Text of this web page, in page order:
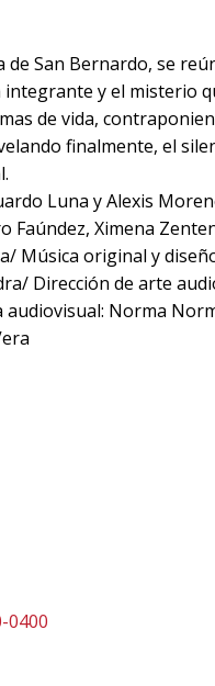
San Bernardo, se
y el misterio
de vida,
finalmente, el
Luna y Alexis
Faúndez, Ximena
Música original y
Dirección de arte
audiovisual: Norma
0400